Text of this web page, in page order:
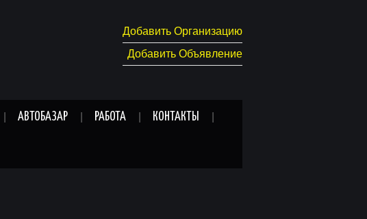
Добавить Организацию
Добавить Объявление
АВТОБАЗАР РАБОТА КОНТАКТЫ